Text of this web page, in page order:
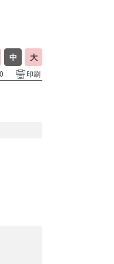
印刷